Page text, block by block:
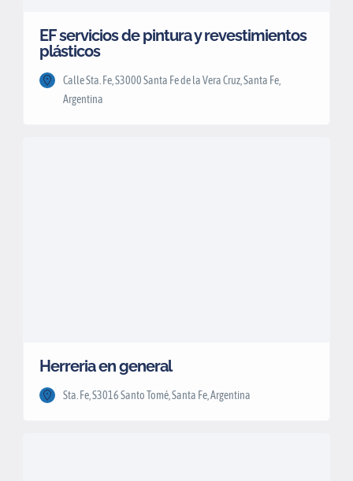
EF servicios de pintura y revestimientos
plásticos
Calle Sta. Fe, S3000 Santa Fe de la Vera Cruz, Santa Fe,
Argentina
Herreria en general
Sta. Fe, S3016 Santo Tomé, Santa Fe, Argentina